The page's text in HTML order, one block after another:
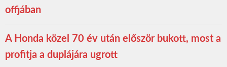
offjában
A Honda közel 70 év után először bukott, most a
profitja a duplájára ugrott